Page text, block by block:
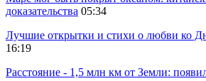
доказательства 05:34
Лучшие открытки и стихи о любви ко
16:19
Расстояние - 1,5 млн км от Земли: